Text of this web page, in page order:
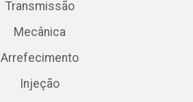
Transmissão
Mecânica
Arrefecimento
Injeção